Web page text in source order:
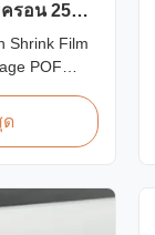
รอน 25
Shrink Film
POF
and
...
ด